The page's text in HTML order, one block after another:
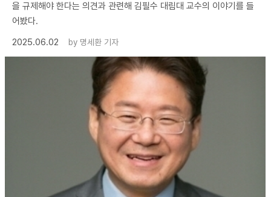
을 규제해야 한다는 의견과 관련해 김필수 대림대 교수의 이야기를 들
어봤다.
2025.06.02
by 명세환 기자